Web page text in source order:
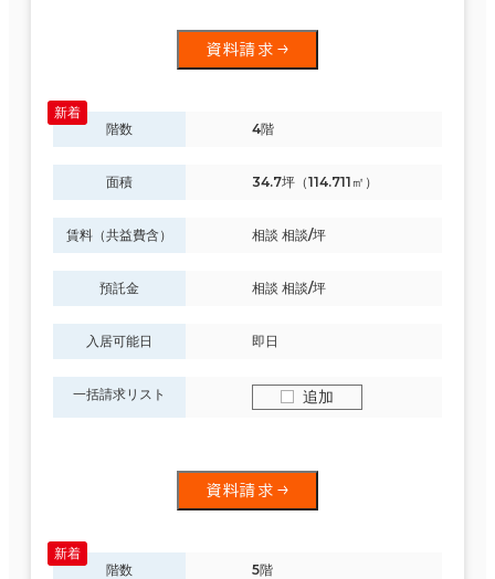
資料請求
階数 4階
面積 34.7坪（114.711㎡）
賃料（共益費含） 相談 相談/坪
預託金 相談 相談/坪
入居可能日 即日
一括請求リスト 追加
資料請求
階数 5階